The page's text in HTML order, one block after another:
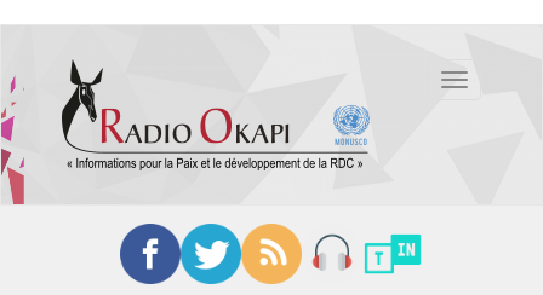
contenu
principal
Toggle